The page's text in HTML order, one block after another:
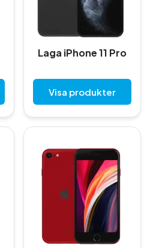
Laga iPhone 11 Pro
Visa produkter